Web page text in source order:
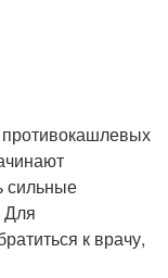
сильные
Для
к врачу,